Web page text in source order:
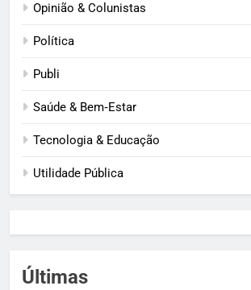
Opinião & Colunistas
Política
Publi
Saúde & Bem‑Estar
Tecnologia & Educação
Utilidade Pública
Últimas